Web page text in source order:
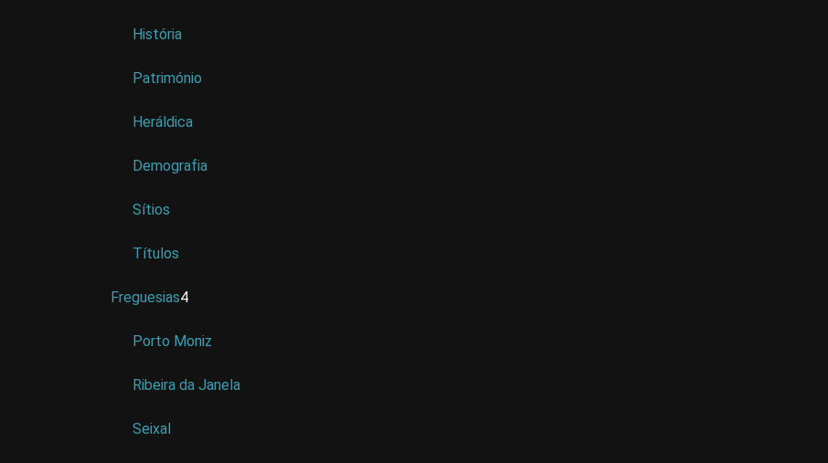
História
Património
Heráldica
Demografia
Sítios
Títulos
Freguesias4
Porto Moniz
Ribeira da Janela
Seixal